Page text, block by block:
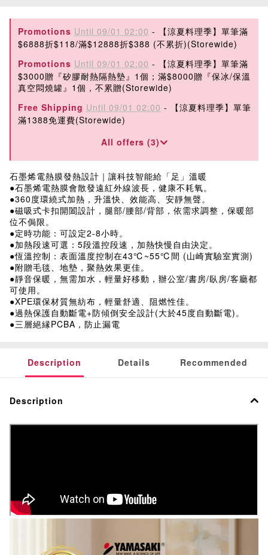
Promotions Until 09/01 02:00 - 【涼夏料理季】單筆滿
$6888折$118/滿$12888折$388 (不累折)(Storewide)
Promotions Until 09/01 02:00 - 【涼夏料理季】單筆滿
$3000贈『矽膠耐熱隔熱墊』1個；滿$8000贈『保冰/保溫
真空悶燒罐』1個，不累贈(Storewide)
Free Shipping Until 09/01 02:00 - 【涼夏料理季】單筆
滿1388免運費(Storewide)
All offers (3)
石墨烯電熱膜發熱設計｜讓科技智能給「足」溫暖
●石墨烯電熱膜會散發遠紅外線波長，健康不耗氧。
●360度環繞式加熱，升溫快、效能高、安靜無聲。
●磁吸式卡扣開闔設計，腿部/腰部/背部，依需求調整，保暖部
位不侷限。
●定時功能：可設定2-8小時。
●加熱段速可選：5段溫控段速，加熱快慢自由決定。
●恆溫控制：表面溫度控制在43℃~55℃間 (山崎實驗室實測)
●附贈毛毯、地墊，聚熱效果更佳。
●靜音保暖，無需加水，輕量好移動，辦公室/書房/臥房/客廳都
可使用。
●XPE環保材質無紡布，輕量舒適、阻燃性佳。
●過熱保護自動斷電+防傾倒安全設計(大於45度自動斷電)。
●三層絕縁PCBA，防止漏電
Description Details Recommended
Description